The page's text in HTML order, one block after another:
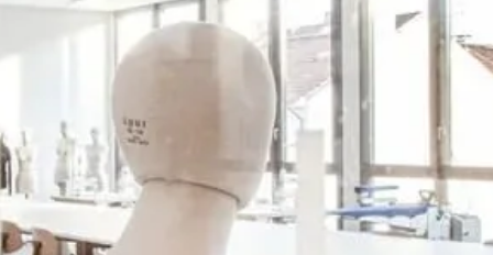
Fashion Journalism &
Communication
Sustainability in
Creative Industries
Fashion & Design
Management
Fashion Design
Master
Luxury Management
Generatives Design &
für unsere
Studierenden
Internationale
Partnerhochschulen
Studieren in
Deutschland
Studyplus
Deinen Campus entdecken
Berlin
Düsseldorf